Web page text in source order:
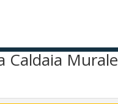
Caldaia Murale